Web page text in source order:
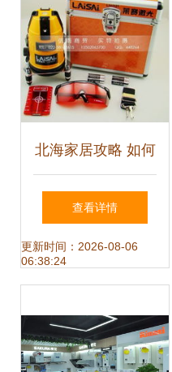
北海家居攻略 如何
挑选高性价比的日
用家电
查看详情
更新时间：2026-08-06
06:38:24